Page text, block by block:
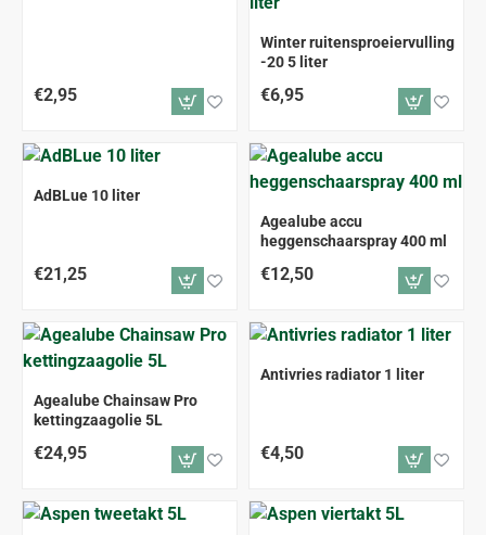
€2,95
Winter ruitensproeiervulling
-20 5 liter
€6,95
ALLEEN AFHALEN
AdBLue 10 liter
€21,25
Agealube accu
heggenschaarspray 400 ml
€12,50
ALLEEN AFHALEN
Agealube Chainsaw Pro
kettingzaagolie 5L
€24,95
Antivries radiator 1 liter
€4,50